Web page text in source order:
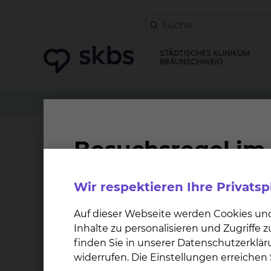
Klinikwegweiser Physiotherapie Fichtengrund
Gangschule
Die Gangschule ist ein zu den
Bei welchen Krankheitsbildern
Die Gangschule kommt zum Einsatz bei
Wir respektieren Ihre
Auf dieser Webseite werden Cookies
Inhalte zu personalisieren und Zugriffe
finden Sie in unserer
widerrufen. Die Einstellungen